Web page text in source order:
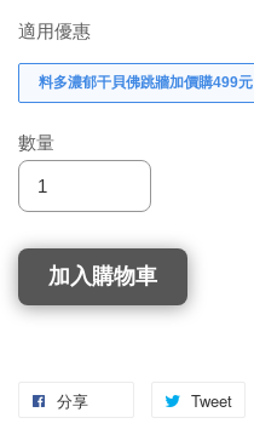
適用優惠
料多濃郁干貝佛跳牆加價購499元
數量
加入購物車
分享 Tweet